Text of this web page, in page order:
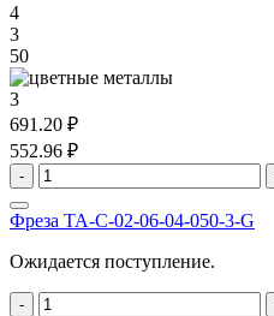
4
3
50
3
691.20 ₽
552.96 ₽
-
Фреза TA-C-02-06-04-050-3-G
Ожидается поступление.
-